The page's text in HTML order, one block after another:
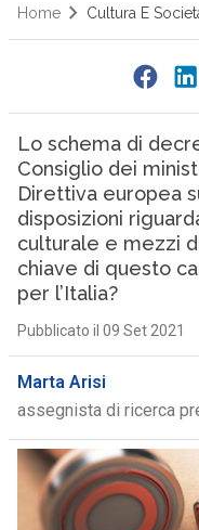
Home Cultura E
Lo schema di
Consiglio dei
Direttiva europea
disposizioni
culturale e mezzi
chiave di questo
per l’Italia?
Pubblicato il 09 Set 2021
Marta Arisi
assegnista di ricerca